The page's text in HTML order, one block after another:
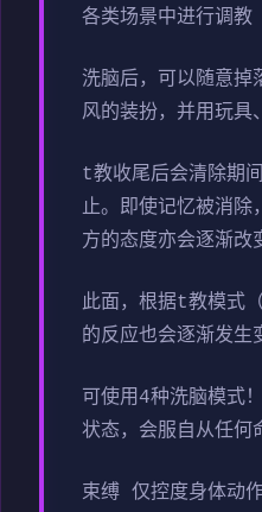
各类场景中进行调教
洗脑后，可以随意掉
风的装扮，并用玩具
t教收尾后会清除期
止。即使记忆被消除
方的态度亦会逐渐改
此面，根据t教模式
的反应也会逐渐发生
可使用4种洗脑模式
状态，会服自从任何
束缚 仅控度身体动